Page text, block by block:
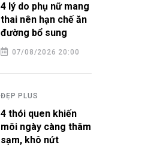
4 lý do phụ nữ mang
thai nên hạn chế ăn
đường bổ sung
07/08/2026 20:00
ĐẸP PLUS
4 thói quen khiến
môi ngày càng thâm
sạm, khô nứt